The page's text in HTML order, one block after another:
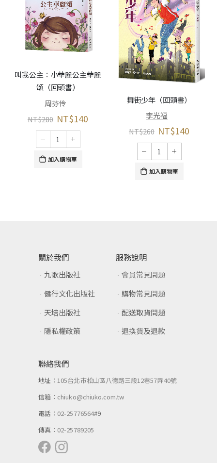
叫我公主：小華麗公主華麗
頌（回頭書）
周芬伶
NT$280 NT$140
加入購物車
舞街少年（回頭書）
李光福
NT$260 NT$140
加入購物車
關於我們
九歌出版社
健行文化出版社
天培出版社
隱私權政策
服務說明
會員常見問題
購物常見問題
配送取貨問題
退換貨及退款
聯絡我們
地址： 105台北市松山區八德路三段12巷57弄40號
信箱： chiuko@chiuko.com.tw
電話： 02-25776564#9
傳真： 02-25789205